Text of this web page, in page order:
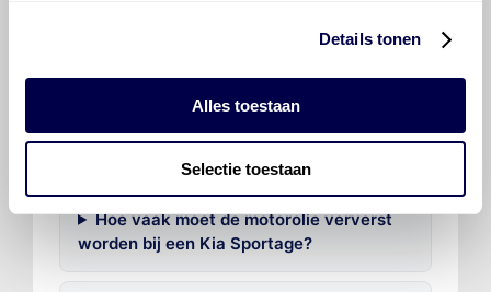
Details tonen
Alles toestaan
Selectie toestaan
Welke motorolie adviseert Den Hartog
Hoeveel motorolie gaat er in een Kia
Hoe vaak moet de motorolie ververst
worden bij een Kia Sportage?